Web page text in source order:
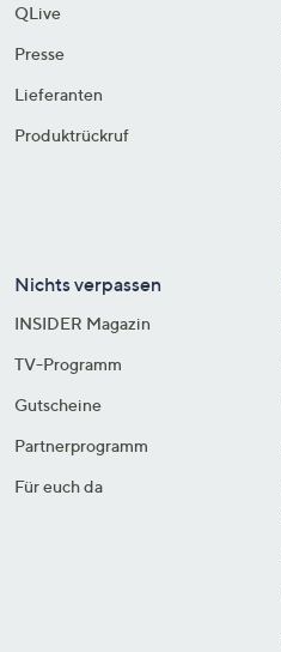
QLive
Presse
Lieferanten
Produktrückruf
Nichts verpassen
INSIDER Magazin
TV-Programm
Gutscheine
Partnerprogramm
Für euch da